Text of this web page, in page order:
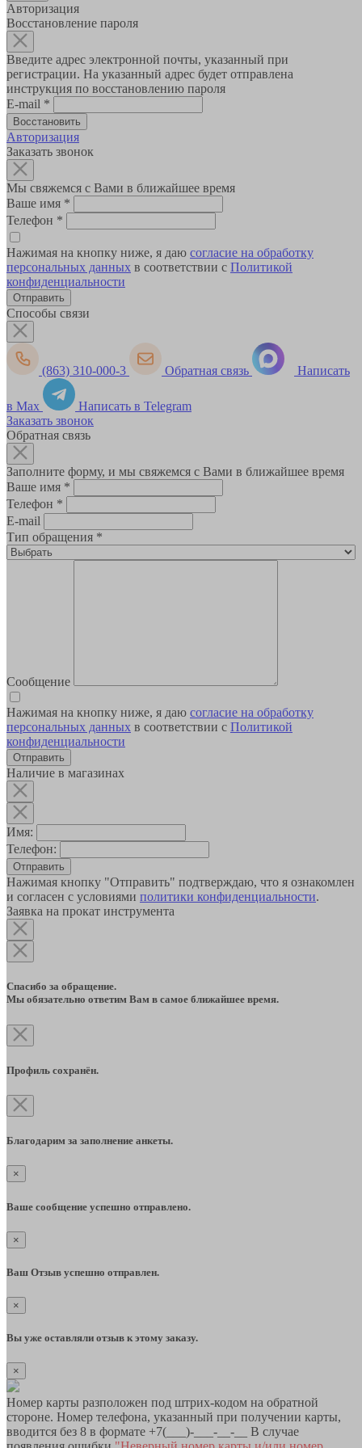
Авторизация
Восстановление пароля
Введите адрес электронной почты, указанный при
регистрации. На указанный адрес будет отправлена
инструкция по восстановлению пароля
E-mail *
Авторизация
Заказать звонок
Мы свяжемся с Вами в ближайшее время
Ваше имя *
Телефон *
Нажимая на кнопку ниже, я даю согласие на обработку
персональных данных в соответствии с Политикой
конфиденциальности
Способы связи
(863) 310-000-3 Обратная связь Написать
в Max
Написать в Telegram
Заказать звонок
Обратная связь
Заполните форму, и мы свяжемся с Вами в ближайшее время
Ваше имя *
Телефон *
E-mail
Тип обращения *
Сообщение
Нажимая на кнопку ниже, я даю согласие на обработку
персональных данных в соответствии с Политикой
конфиденциальности
Наличие в магазинах
Имя:
Телефон:
Отправить
Нажимая кнопку "Отправить" подтверждаю, что я ознакомлен
и согласен с условиями политики конфиденциальности.
Заявка на прокат инструмента
Спасибо за обращение.
Мы обязательно ответим Вам в самое ближайшее время.
Профиль сохранён.
Благодарим за заполнение анкеты.
×
Ваше сообщение успешно отправлено.
×
Ваш Отзыв успешно отправлен.
×
Вы уже оставляли отзыв к этому заказу.
×
Номер карты разположен под штрих-кодом на обратной
стороне. Номер телефона, указанный при получении карты,
вводится без 8 в формате +7(___)-___-__-__ В случае